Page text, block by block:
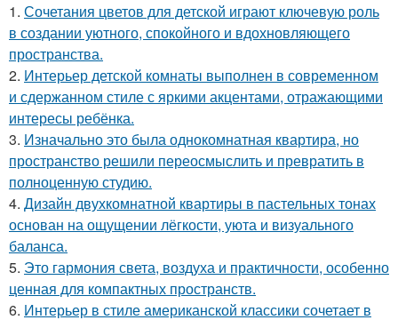
1. Сочетания цветов для детской играют ключевую роль
в создании уютного, спокойного и вдохновляющего
пространства.
2. Интерьер детской комнаты выполнен в современном
и сдержанном стиле с яркими акцентами, отражающими
интересы ребёнка.
3. Изначально это была однокомнатная квартира, но
пространство решили переосмыслить и превратить в
полноценную студию.
4. Дизайн двухкомнатной квартиры в пастельных тонах
основан на ощущении лёгкости, уюта и визуального
баланса.
5. Это гармония света, воздуха и практичности, особенно
ценная для компактных пространств.
6. Интерьер в стиле американской классики сочетает в